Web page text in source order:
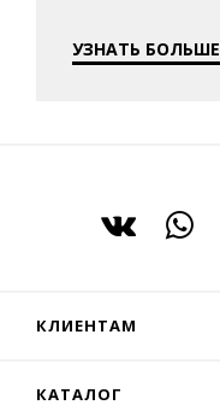
УЗНАТЬ БОЛЬШЕ
КЛИЕНТАМ
КАТАЛОГ